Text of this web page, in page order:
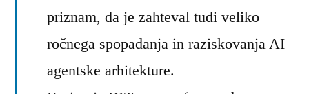
priznam, da je zahteval tudi veliko
ročnega spopadanja in raziskovanja AI
agentske arhitekture.